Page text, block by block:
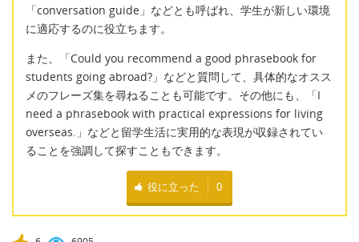
「conversation guide」などとも呼ばれ、学生が新しい環境
に適応するのに役立ちます。
また、「Could you recommend a good phrasebook for
students going abroad?」などと質問して、具体的なオスス
メのフレーズ集を尋ねることも可能です。その他にも、「I
need a phrasebook with practical expressions for living
overseas.」などと留学生活に実用的な表現が収録されてい
ることを強調して探すこともできます。
役に立った 0